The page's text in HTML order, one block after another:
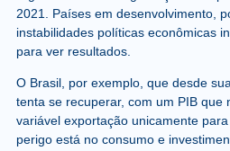
2021. Países em desenvolvimento,
instabilidades políticas econômicas
para ver resultados.
O Brasil, por exemplo, que desde
tenta se recuperar, com um PIB que
variável exportação unicamente
perigo está no consumo e